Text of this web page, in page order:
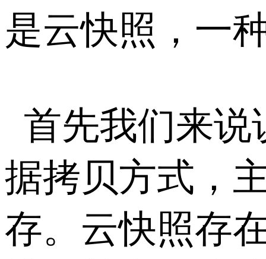
是云快照，一
首先我们来说
据拷贝方式，
存。云快照存